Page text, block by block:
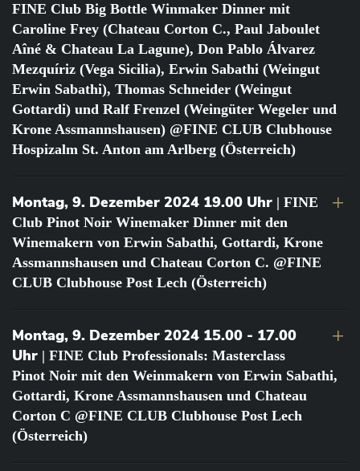
FINE Club Big Bottle Winmaker Dinner mit
Caroline Frey (Chateau Corton C., Paul Jaboulet
Aîné & Chateau La Lagune), Don Pablo Álvarez
Mezquíriz (Vega Sicilia), Erwin Sabathi (Weingut
Erwin Sabathi), Thomas Schneider (Weingut
Gottardi) und Ralf Frenzel (Weingüter Wegeler und
Krone Assmannshausen) @FINE CLUB Clubhouse
Hospizalm St. Anton am Arlberg (Österreich)
Montag, 9. Dezember 2024 19.00 Uhr | FINE
Club Pinot Noir Winemaker Dinner mit den
Winemakern von Erwin Sabathi, Gottardi, Krone
Assmannshausen und Chateau Corton C. @FINE
CLUB Clubhouse Post Lech (Österreich)
Montag, 9. Dezember 2024 15.00 - 17.00
Uhr | FINE Club Professionals: Masterclass
Pinot Noir mit den Weinmakern von Erwin Sabathi,
Gottardi, Krone Assmannshausen und Chateau
Corton C @FINE CLUB Clubhouse Post Lech
(Österreich)